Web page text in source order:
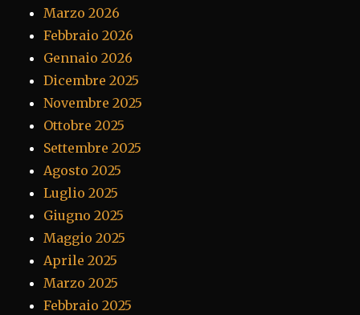
Marzo 2026
Febbraio 2026
Gennaio 2026
Dicembre 2025
Novembre 2025
Ottobre 2025
Settembre 2025
Agosto 2025
Luglio 2025
Giugno 2025
Maggio 2025
Aprile 2025
Marzo 2025
Febbraio 2025